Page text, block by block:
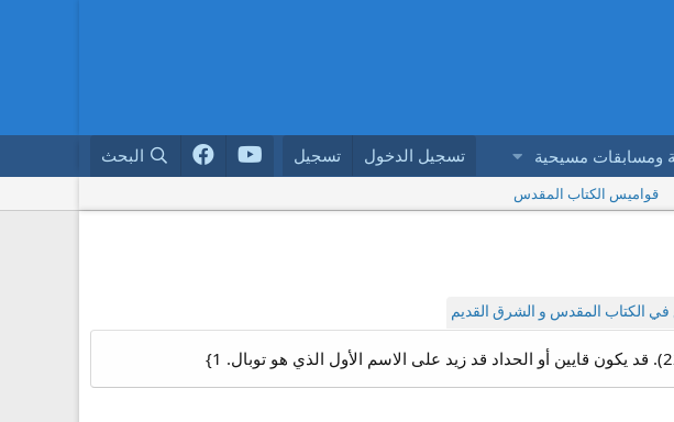
ومسابقات مسيحية تسجيل الدخول تسجيل البحث
قواميس الكتاب المقدس
في الكتاب المقدس و الشرق القديم